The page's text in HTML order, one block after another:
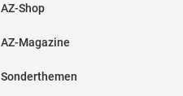
AZ-Shop
AZ-Magazine
Sonderthemen